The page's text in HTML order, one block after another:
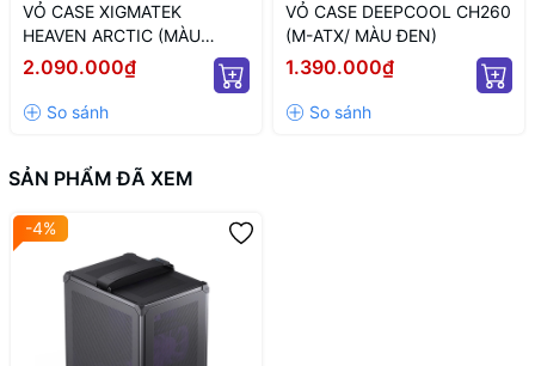
VỎ CASE XIGMATEK
HEAVEN ARCTIC (MÀU
TRẮNG/ ATX)
2.090.000₫
VỎ CASE DEEPCOOL CH260
(M-ATX/ MÀU ĐEN)
1.390.000₫
SẢN PHẨM ĐÃ XEM
-4%